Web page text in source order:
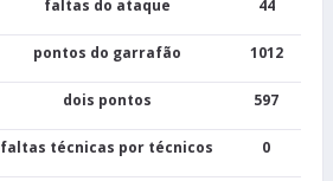
faltas do ataque 44
pontos do garrafão 1012
dois pontos 597
faltas técnicas por técnicos 0